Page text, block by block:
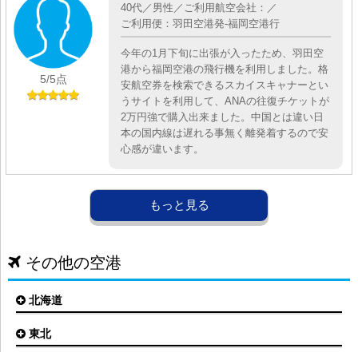
5/5点
40代／男性／ご利用航空会社：／
ご利用便：羽田空港発-福岡空港行
今年の1月下旬に出張が入ったため、羽田空
港から福岡空港の飛行機を利用しました。格
安航空券を検索できるスカイスキャナーとい
うサイトを利用して、ANAの往復チケットが
2万円強で購入出来ました。中国とは違い日
本の国内線は遅れる事無く離発着するので安
心感が違います。
その他の空港
北海道
札幌(新千歳)空港
東北